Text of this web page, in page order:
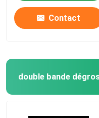
Contact
double bande